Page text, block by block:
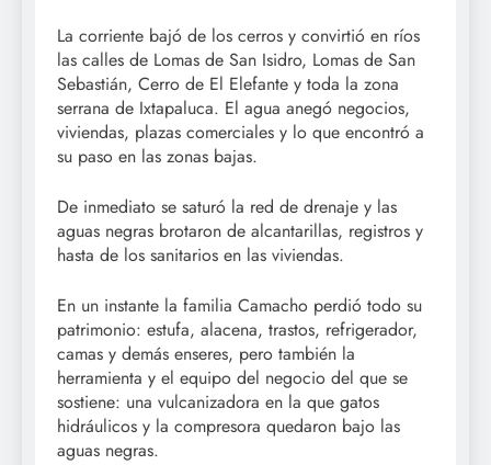
La corriente bajó de los cerros y convirtió en ríos
las calles de Lomas de San Isidro, Lomas de San
Sebastián, Cerro de El Elefante y toda la zona
serrana de Ixtapaluca. El agua anegó negocios,
viviendas, plazas comerciales y lo que encontró a
su paso en las zonas bajas.
De inmediato se saturó la red de drenaje y las
aguas negras brotaron de alcantarillas, registros y
hasta de los sanitarios en las viviendas.
En un instante la familia Camacho perdió todo su
patrimonio: estufa, alacena, trastos, refrigerador,
camas y demás enseres, pero también la
herramienta y el equipo del negocio del que se
sostiene: una vulcanizadora en la que gatos
hidráulicos y la compresora quedaron bajo las
aguas negras.